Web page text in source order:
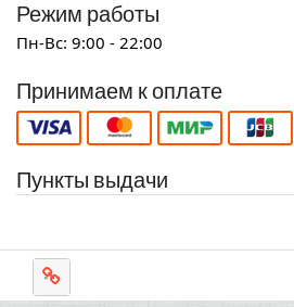
Режим работы
Пн-Вс: 9:00 - 22:00
Принимаем к оплате
Пункты выдачи